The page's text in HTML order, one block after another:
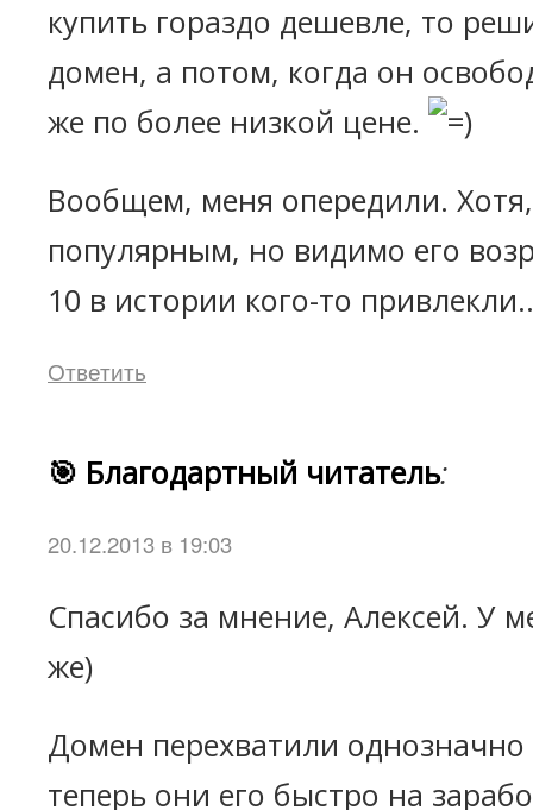
купить гораздо дешевле, то
домен, а потом, когда он
же по более низкой цене.
Вообщем, меня опередили.
популярным, но видимо его
10 в истории кого-то
Ответить
🎯 Благодартный читатель:
20.12.2013 в 19:03
Спасибо за мнение, Алексей. У
же)
Домен перехватили
теперь они его быстро на